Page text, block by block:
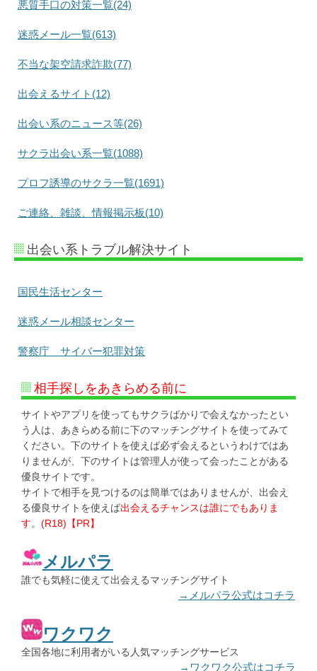
悪質手口の対策一覧(24)
迷惑メール一覧(613)
不当な架空請求詐欺(77)
出会えるサイト(12)
出会い系のニュース等(26)
サクラ出会い系一覧(1088)
プロフ誘導のサクラ一覧(1691)
ご連絡、雑談、情報掲示板(10)
出会い系トラブル解決サイト
国民生活センター
迷惑メール相談センター
警察庁 サイバー犯罪対策
相手探しをあきらめる前に
サイトやアプリを使ってもサクラばかりで会えなかったとい
う人は、あきらめる前に下のマッチングサイトを使ってみて
ください。下のサイトを使えば必ず会えるというわけではあ
りませんが、下のサイトは管理人が使って会ったことがある
優良サイトです。
サイトで相手を見つけるのは簡単ではありませんが、出会え
る優良サイトを使えば出会えるチャンスは誰にでもありま
す。 (R18)【PR】
メルパラ
誰でも気軽に使えて出会えるマッチングサイト
→メルパラ公式はコチラ
ワクワク
全国各地に利用者がいる人気マッチングサービス
→ワクワク公式はコチラ